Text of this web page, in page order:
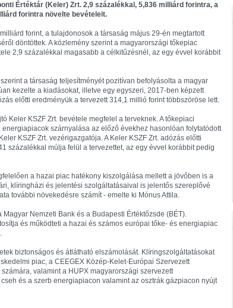
Értéktár (Keler) Zrt. 2,9 százalékkal, 5,836 milliárd forintra, a
forintra növelte bevételeit.
forint, a tulajdonosok a társaság május 29-én megtartott
döntöttek. A közlemény szerint a magyarországi tőkepiac
2,9 százalékkal magasabb a célkitűzésnél, az egy évvel korábbit
a társaság teljesítményét pozitívan befolyásolta a magyar
kezelte a kiadásokat, illetve egy egyszeri, 2017-ben képzett
előtti eredményük a tervezett 314,1 millió forint többszöröse lett.
Keler KSZF Zrt. bevétele megfelel a terveknek. A tőkepiaci
szárnyalása az előző évekhez hasonlóan folytatódott
KSZF Zrt. vezérigazgatója. A Keler KSZF Zrt. adózás előtti
százalékkal múlja felül a tervezettet, az egy évvel korábbit pedig
a hazai piac hatékony kiszolgálása mellett a jövőben is a
klíringházi és jelentési szolgáltatásaival is jelentős szereplővé
további növekedésre számít - emelte ki Mónus Attila.
Nemzeti Bank és a Budapesti Értéktőzsde (BÉT).
és működteti a hazai és számos európai tőke- és energiapiac
biztonságos és átlátható elszámolását. Klíringszolgáltatásokat
piac, a CEEGEX Közép-Kelet-Európai Szervezett
valamint a HUPX magyarországi szervezett
és a szerb energiapiacon valamint az osztrák gázpiacon nyújt